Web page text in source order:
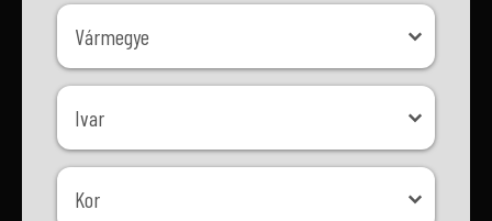
Vármegye
Vármegye
Ivar
Ivar
Kor
Kor